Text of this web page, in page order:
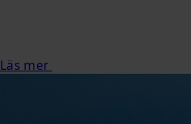
Läs mer